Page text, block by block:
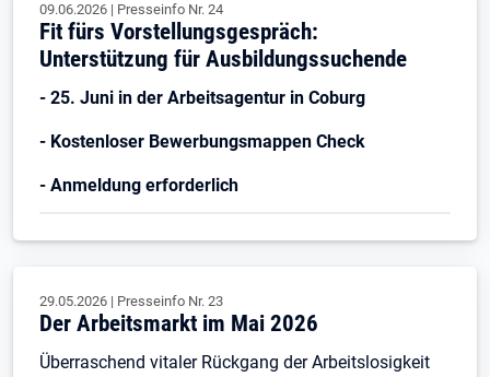
09.06.2026 | Presseinfo Nr. 24
Fit fürs Vorstellungsgespräch:
Unterstützung für Ausbildungssuchende
- 25. Juni in der Arbeitsagentur in Coburg
- Kostenloser Bewerbungsmappen Check
- Anmeldung erforderlich
29.05.2026 | Presseinfo Nr. 23
Der Arbeitsmarkt im Mai 2026
Überraschend vitaler Rückgang der Arbeitslosigkeit